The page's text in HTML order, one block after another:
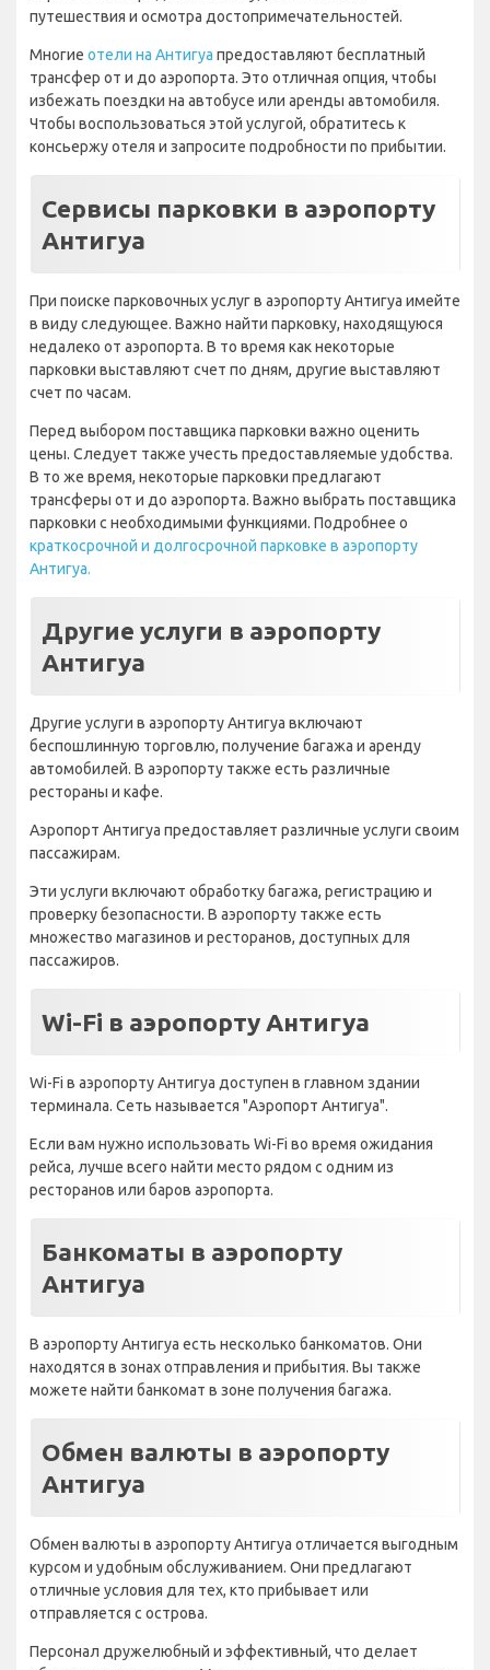
путешествия и осмотра достопримечательностей.
Многие отели на Антигуа предоставляют бесплатный
трансфер от и до аэропорта. Это отличная опция, чтобы
избежать поездки на автобусе или аренды автомобиля.
Чтобы воспользоваться этой услугой, обратитесь к
консьержу отеля и запросите подробности по прибытии.
Сервисы парковки в аэропорту
Антигуа
При поиске парковочных услуг в аэропорту Антигуа имейте
в виду следующее. Важно найти парковку, находящуюся
недалеко от аэропорта. В то время как некоторые
парковки выставляют счет по дням, другие выставляют
счет по часам.
Перед выбором поставщика парковки важно оценить
цены. Следует также учесть предоставляемые удобства.
В то же время, некоторые парковки предлагают
трансферы от и до аэропорта. Важно выбрать поставщика
парковки с необходимыми функциями. Подробнее о
краткосрочной и долгосрочной парковке в аэропорту
Антигуа.
Другие услуги в аэропорту
Антигуа
Другие услуги в аэропорту Антигуа включают
беспошлинную торговлю, получение багажа и аренду
автомобилей. В аэропорту также есть различные
рестораны и кафе.
Аэропорт Антигуа предоставляет различные услуги своим
пассажирам.
Эти услуги включают обработку багажа, регистрацию и
проверку безопасности. В аэропорту также есть
множество магазинов и ресторанов, доступных для
пассажиров.
Wi-Fi в аэропорту Антигуа
Wi-Fi в аэропорту Антигуа доступен в главном здании
терминала. Сеть называется "Аэропорт Антигуа".
Если вам нужно использовать Wi-Fi во время ожидания
рейса, лучше всего найти место рядом с одним из
ресторанов или баров аэропорта.
Банкоматы в аэропорту
Антигуа
В аэропорту Антигуа есть несколько банкоматов. Они
находятся в зонах отправления и прибытия. Вы также
можете найти банкомат в зоне получения багажа.
Обмен валюты в аэропорту
Антигуа
Обмен валюты в аэропорту Антигуа отличается выгодным
курсом и удобным обслуживанием. Они предлагают
отличные условия для тех, кто прибывает или
отправляется с острова.
Персонал дружелюбный и эффективный, что делает